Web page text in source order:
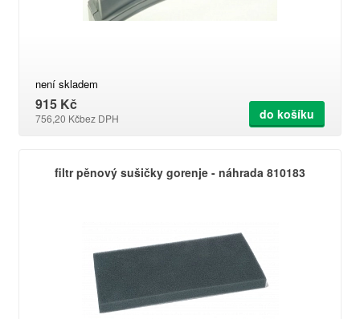
není skladem
915 Kč
756,20 Kčbez DPH do košíku
filtr pěnový sušičky gorenje - náhrada 810183